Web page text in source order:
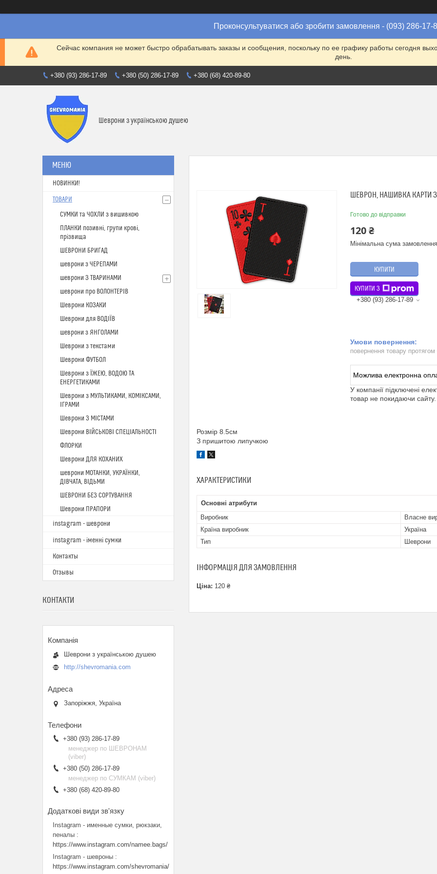
Проконсультуватися або зробити замовлення - (093) 286-17-
Сейчас компания не может быстро обрабатывать заказы и сообщения, поскольку по ее графику работы сегодня
день.
+380 (93) 286-17-89 +380 (50) 286-17-89 +380 (68) 420-89-80
Шеврони з українською душею
ШЕВРОН, НАШИВКА КАРТИ
Готово до відправки
120 ₴
Мінімальна сума
КУПИТИ
КУПИТИ З
+380 (93) 286-17-89
повернення товару протягом
У компанії підключені
товар не покидаючи сайту.
Розмір 8.5см
З пришитою липучкою
ХАРАКТЕРИСТИКИ
Основні атрибути
Виробник
Власне
Країна виробник
Україна
Тип
Шеврони
ІНФОРМАЦІЯ ДЛЯ ЗАМОВЛЕННЯ
Ціна: 120 ₴
НОВИНКИ!
ТОВАРИ
СУМКИ та ЧОХЛИ з вишивкою
ПЛАНКИ позивні, групи крові,
прізвища
ШЕВРОНИ БРИГАД
шеврони з ЧЕРЕПАМИ
шеврони З ТВАРИНАМИ
шеврони про ВОЛОНТЕРІВ
Шеврони КОЗАКИ
Шеврони для ВОДІЇВ
шеврони з ЯНГОЛАМИ
Шеврони з текстами
Шеврони ФУТБОЛ
Шеврони з ЇЖЕЮ, ВОДОЮ ТА
ЕНЕРГЕТИКАМИ
Шеврони з МУЛЬТИКАМИ, КОМІКСАМИ,
ІГРАМИ
Шеврони З МІСТАМИ
Шеврони ВІЙСЬКОВІ СПЕЦІАЛЬНОСТІ
ФЛОРКИ
Шеврони ДЛЯ КОХАНИХ
шеврони МОТАНКИ, УКРАЇНКИ,
ДІВЧАТА, ВІДЬМИ
ШЕВРОНИ БЕЗ СОРТУВАННЯ
Шеврони ПРАПОРИ
instagram - шеврони
instagram - іменні сумки
Контакты
Отзывы
КОНТАКТИ
Шеврони з українською душею
http://shevromania.com
Запоріжжя, Україна
+380 (93) 286-17-89
менеджер по ШЕВРОНАМ
(viber)
+380 (50) 286-17-89
менеджер по СУМКАМ (viber)
+380 (68) 420-89-80
Instagram - именные сумки, рюкзаки,
пеналы
https://www.instagram.com/namee.bags/
Instagram - шевроны
https://www.instagram.com/shevromania/